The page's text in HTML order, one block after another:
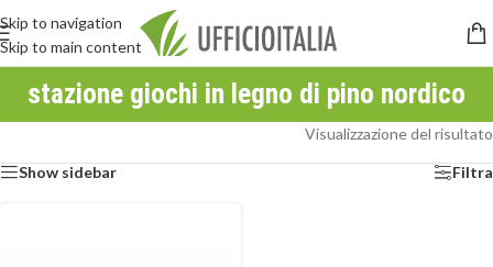
Skip to navigation
Skip to main content
stazione giochi in legno di pino nordico
Visualizzazione del risultato
Show sidebar Filtra